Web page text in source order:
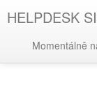
HELPDESK
Momentálně